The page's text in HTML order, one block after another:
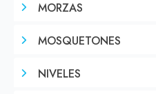
MORZAS
MOSQUETONES
NIVELES